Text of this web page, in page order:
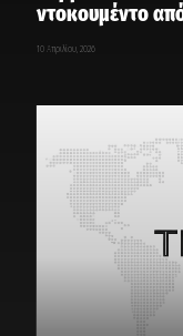
ντοκουμέντο
10 Απριλίου, 2026